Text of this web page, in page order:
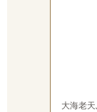
大海老